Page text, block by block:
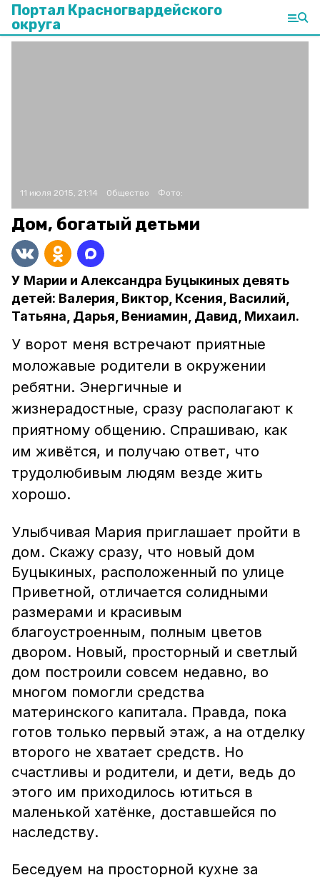
Портал Красногвардейского
округа
11 июля 2015, 21:14 Общество Фото:
Дом, богатый детьми
У Марии и Александра Буцыкиных девять
детей: Валерия, Виктор, Ксения, Василий,
Татьяна, Дарья, Вениамин, Давид, Михаил.
У ворот меня встречают приятные
моложавые родители в окружении
ребятни. Энергичные и
жизнерадостные, сразу располагают к
приятному общению. Спрашиваю, как
им живётся, и получаю ответ, что
трудолюбивым людям везде жить
хорошо.
Улыбчивая Мария приглашает пройти в
дом. Скажу сразу, что новый дом
Буцыкиных, расположенный по улице
Приветной, отличается солидными
размерами и красивым
благоустроенным, полным цветов
двором. Новый, просторный и светлый
дом построили совсем недавно, во
многом помогли средства
материнского капитала. Правда, пока
готов только первый этаж, а на отделку
второго не хватает средств. Но
счастливы и родители, и дети, ведь до
этого им приходилось ютиться в
маленькой хатёнке, доставшейся по
наследству.
Беседуем на просторной кухне за